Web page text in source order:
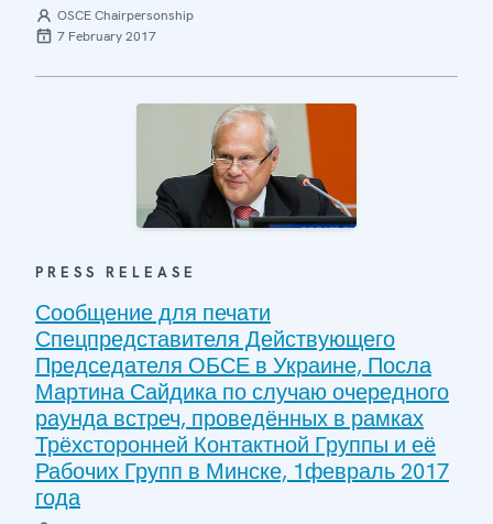
OSCE Chairpersonship
7 February 2017
PRESS RELEASE
Сообщение для печати
Спецпредставителя Действующего
Председателя ОБСЕ в Украине, Посла
Мартина Сайдика по случаю очередного
раунда встреч, проведённых в рамках
Трёхсторонней Контактной Группы и её
Рабочих Групп в Минске, 1февраль 2017
года